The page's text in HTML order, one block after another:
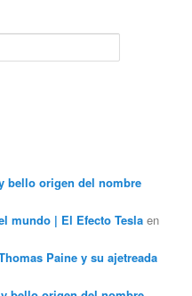
bello origen del nombre
mundo | El Efecto Tesla en
Paine y su ajetreada